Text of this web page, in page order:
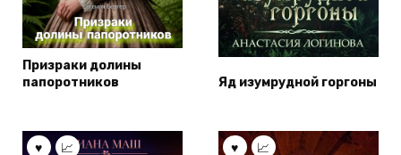
Призраки долины
папоротников
Яд изумрудной горгоны